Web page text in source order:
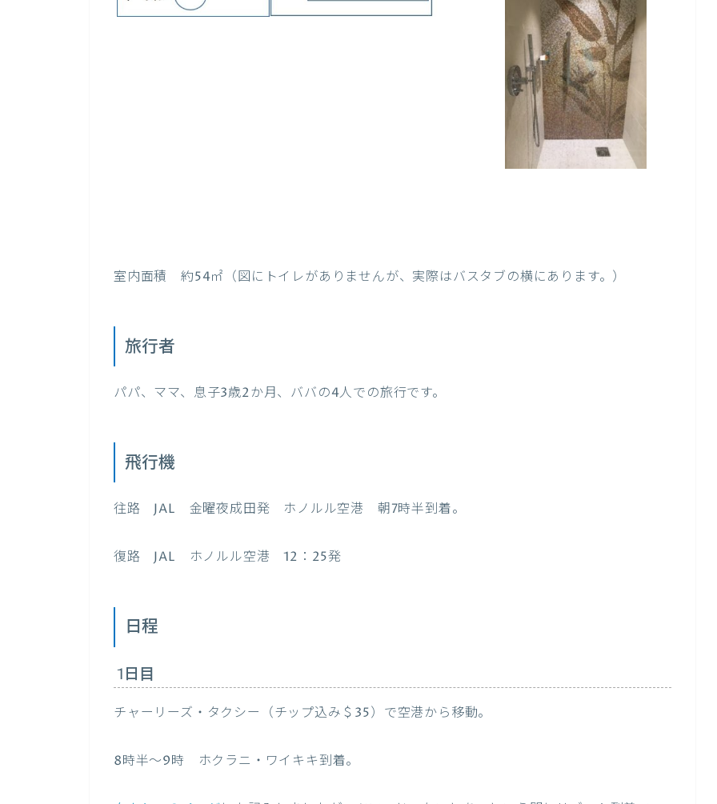
室内面積 約54㎡（図にトイレがありませんが、実際はバスタブの横にあります。）
旅行者
パパ、ママ、息子3歳2か月、ババの4人での旅行です。
飛行機
往路 JAL 金曜夜成田発 ホノルル空港 朝7時半到着。
復路 JAL ホノルル空港 12：25発
日程
1日目
チャーリーズ・タクシー（チップ込み＄35）で空港から移動。
8時半～9時 ホクラニ・ワイキキ到着。